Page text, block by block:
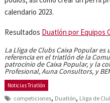
calendario 2023.
Resultados Duatlón por Equipos
La Lliga de Clubs Caixa Popular
referencia en el triatlón de la
patrocinio de Caixa Popular, y la
Profesional, Auna Consultors, y
Noticias Triatlón
competiciones, Duatlón, Lliga de